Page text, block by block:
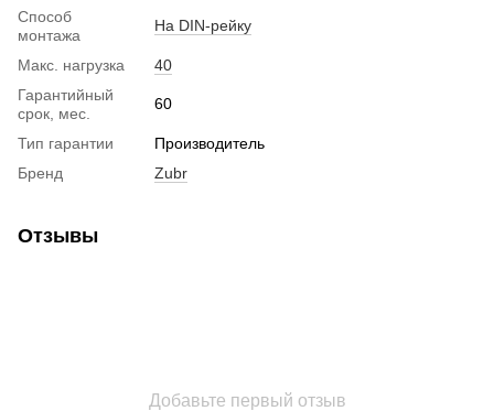
Способ
монтажа
На DIN-рейку
Макс. нагрузка
40
Гарантийный
срок, мес.
60
Тип гарантии
Производитель
Бренд
Zubr
Отзывы
Добавьте первый отзыв